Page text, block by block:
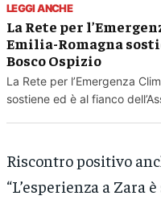
LEGGI ANCHE
La Rete per
Emilia-Romagna
Bosco Ospizio
La Rete per l’Emergenza
sostiene ed è al fianco
Riscontro positivo
“L’esperienza a Zara